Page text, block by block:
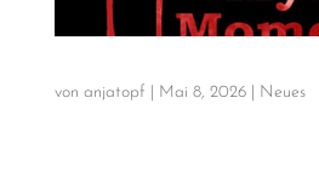
von anjatopf Mai 8, 2026| Neues